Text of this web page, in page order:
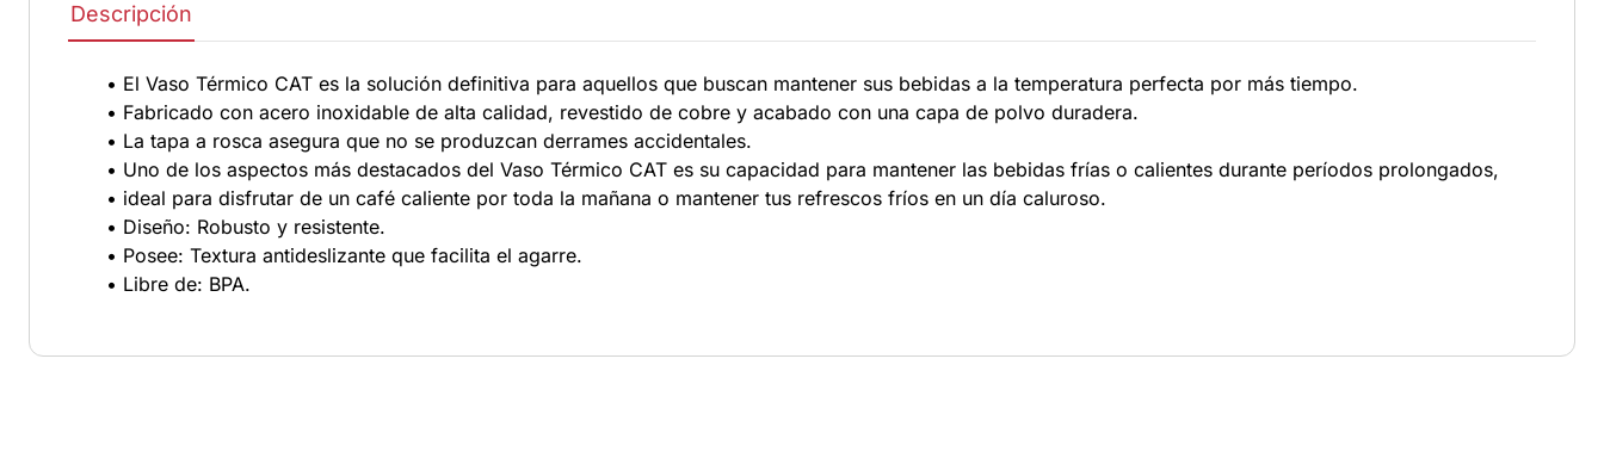
Descripción
• El Vaso Térmico CAT es la solución definitiva para aquellos que buscan mantener sus bebidas a la temperatura perfecta por más tiempo.
• Fabricado con acero inoxidable de alta calidad, revestido de cobre y acabado con una capa de polvo duradera.
• La tapa a rosca asegura que no se produzcan derrames accidentales.
• Uno de los aspectos más destacados del Vaso Térmico CAT es su capacidad para mantener las bebidas frías o calientes durante períodos prolongados,
• ideal para disfrutar de un café caliente por toda la mañana o mantener tus refrescos fríos en un día caluroso.
• Diseño: Robusto y resistente.
• Posee: Textura antideslizante que facilita el agarre.
• Libre de: BPA.